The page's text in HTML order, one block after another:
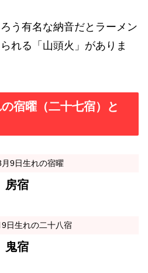
う有名な納音だとラーメン
れる「山頭火」がありま
宿曜（二十七宿）と
9日生れの宿曜
房宿
日生れの二十八宿
鬼宿